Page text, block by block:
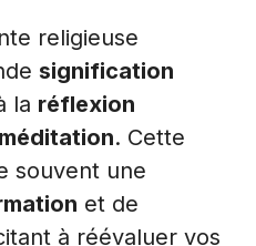
religieuse
signification
la réflexion
méditation. Cette
souvent une
et de
à réévaluer vos